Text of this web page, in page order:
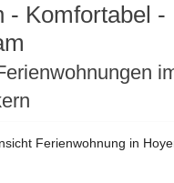
- Komfortabel -